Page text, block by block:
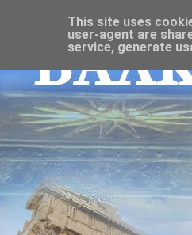
This site uses
user-agent are
service, generate